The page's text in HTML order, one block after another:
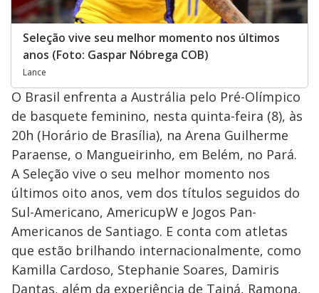
Seleção vive seu melhor momento nos últimos
anos (Foto: Gaspar Nóbrega COB)
Lance
O Brasil enfrenta a Austrália pelo Pré-Olímpico
de basquete feminino, nesta quinta-feira (8), às
20h (Horário de Brasília), na Arena Guilherme
Paraense, o Mangueirinho, em Belém, no Pará.
A Seleção vive o seu melhor momento nos
últimos oito anos, vem dos títulos seguidos do
Sul-Americano, AmericupW e Jogos Pan-
Americanos de Santiago. E conta com atletas
que estão brilhando internacionalmente, como
Kamilla Cardoso, Stephanie Soares, Damiris
Dantas, além da experiência de Tainá, Ramona,